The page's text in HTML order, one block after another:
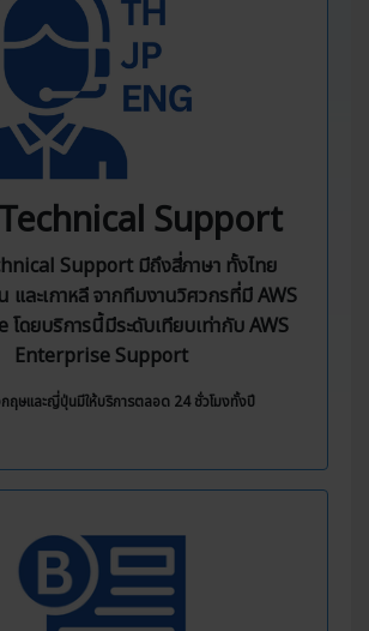
Support
Support มีถึงสี่ภาษา ทั้งไทย
ละเกาหลี จากทีมงานวิศวกรที่มี AWS
ดยบริการนี้มีระดับเทียบเท่ากับ AWS
Enterprise Support
ฤษและญี่ปุ่นมีให้บริการตลอด 24 ชั่วโมงทั้งปี